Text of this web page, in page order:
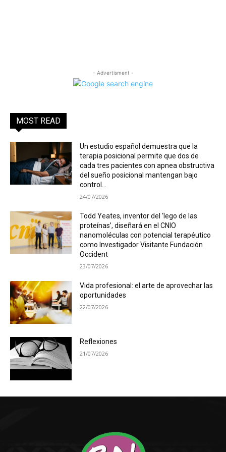
- Advertisment -
MOST READ
Un estudio español demuestra que la
terapia posicional permite que dos de
cada tres pacientes con apnea obstructiva
del sueño posicional mantengan bajo
control...
24/07/2026
Todd Yeates, inventor del ‘lego de las
proteínas’, diseñará en el CNIO
nanomoléculas con potencial terapéutico
como Investigador Visitante Fundación
Occident
23/07/2026
Vida profesional: el arte de aprovechar las
oportunidades
22/07/2026
Reflexiones
21/07/2026